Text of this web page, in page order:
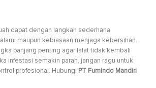
dapat dengan langkah sederhana
maupun kebiasaan menjaga kebersihan.
panjang penting agar lalat tidak kembali
infestasi semakin parah, jangan ragu untuk
profesional. Hubungi PT Fumindo Mandiri